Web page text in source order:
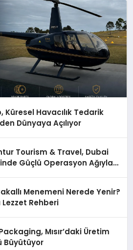
Küresel Havacılık Tedarik
Dünyaya Açılıyor
Tourism & Travel, Dubai
Güçlü Operasyon Ağıyla
Menemeni Nerede Yenir?
Lezzet Rehberi
Mısır’daki Üretim
Büyütüyor